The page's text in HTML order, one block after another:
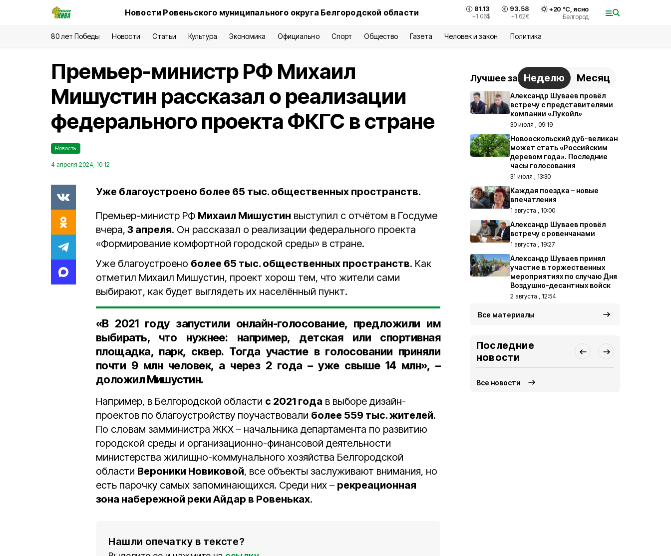
Новости Ровеньского муниципального округа Белгородской области 81.13
+1.06$
93.58
+1.62€
+20 °С, ясно
Белгород
80 лет Победы Новости Статьи Культура Экономика Официально Спорт Общество Газета Человек и закон Политика
Премьер-министр РФ Михаил
Мишустин рассказал о реализации
федерального проекта ФКГС в стране
Новость
4 апреля 2024, 10:12
Уже благоустроено более 65 тыс. общественных пространств.
Премьер-министр РФ Михаил Мишустин выступил с отчётом в Госдуме
вчера, 3 апреля. Он рассказал о реализации федерального проекта
«Формирование комфортной городской среды» в стране.
Уже благоустроено более 65 тыс. общественных пространств. Как
отметил Михаил Мишустин, проект хорош тем, что жители сами
выбирают, как будет выглядеть их населённый пункт.
«В 2021 году запустили онлайн-голосование, предложили им
выбирать, что нужнее: например, детская или спортивная
площадка, парк, сквер. Тогда участие в голосовании приняли
почти 9 млн человек, а через 2 года – уже свыше 14 млн», –
доложил Мишустин.
Например, в Белгородской области с 2021 года в выборе дизайн-
проектов по благоустройству поучаствовали более 559 тыс. жителей.
По словам замминистра ЖКХ – начальника департамента по развитию
городской среды и организационно-финансовой деятельности
министерства жилищно-коммунального хозяйства Белгородской
области Вероники Новиковой, все объекты заслуживают внимания, но
есть парочку самых запоминающихся. Среди них – рекреационная
зона набережной реки Айдар в Ровеньках.
Нашли опечатку в тексте?
Лучшее за Неделю Месяц
Александр Шуваев провёл
встречу с представителями
компании «Лукойл»
30 июля , 09:19
Новооскольский дуб-великан
может стать «Российским
деревом года». Последние
часы голосования
31 июля , 13:30
Каждая поездка – новые
впечатления
1 августа , 10:00
Александр Шуваев провёл
встречу с ровенчанами
1 августа , 19:27
Александр Шуваев принял
участие в торжественных
мероприятиях по случаю Дня
Воздушно-десантных войск
2 августа , 12:54
Все материалы
Последние
новости
Все новости